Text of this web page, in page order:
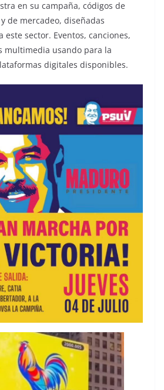
en su campaña, códigos de
de mercadeo, diseñadas
este sector. Eventos, canciones,
multimedia usando para la
digitales disponibles.